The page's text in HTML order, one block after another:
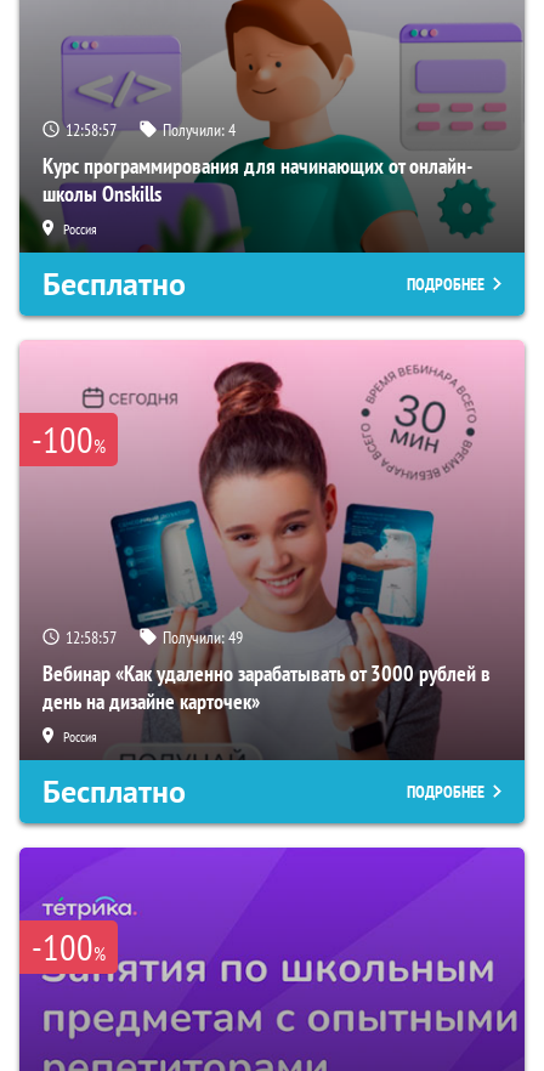
12:58:56 Получили:4
Курс программирования для начинающих от онлайн-
школы Onskills
Россия
Бесплатно ПОДРОБНЕЕ
-100%
12:58:56 Получили:49
Вебинар «Как удаленно зарабатывать от 3000 рублей в
день на дизайне карточек»
Россия
Бесплатно ПОДРОБНЕЕ
-100%